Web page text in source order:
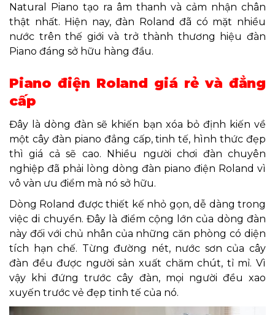
Natural Piano tạo ra âm thanh và cảm nhận chân
thật nhất. Hiện nay, đàn Roland đã có mặt nhiều
nước trên thế giới và trở thành thương hiệu đàn
Piano đáng sở hữu hàng đầu.
Piano điện Roland giá rẻ và đẳng
cấp
Đây là dòng đàn sẽ khiến bạn xóa bỏ định kiến về
một cây đàn piano đẳng cấp, tinh tế, hình thức đẹp
thì giá cả sẽ cao. Nhiều người chơi đàn chuyên
nghiệp đã phải lòng dòng đàn piano điện Roland vì
vô vàn ưu điểm mà nó sở hữu.
Dòng Roland được thiết kế nhỏ gọn, dễ dàng trong
việc di chuyển. Đây là điểm cộng lớn của dòng đàn
này đối với chủ nhân của những căn phòng có diện
tích hạn chế. Từng đường nét, nước sơn của cây
đàn đều được người sản xuất chăm chút, tỉ mỉ. Vì
vậy khi đứng trước cây đàn, mọi người đều xao
xuyến trước vẻ đẹp tinh tế của nó.